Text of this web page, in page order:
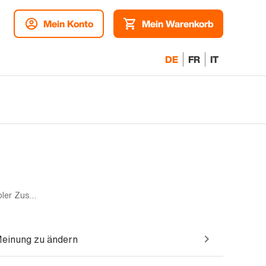
Mein Konto Mein Warenkorb
DE FR IT
Dual-SIM | 512GB | Blau | Akzeptabler Zustand
zu ändern